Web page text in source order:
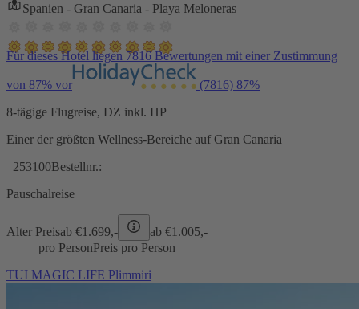
Spanien - Gran Canaria - Playa Meloneras
Für dieses Hotel liegen 7816 Bewertungen mit einer Zustimmung
von 87% vor (7816) 87%
8-tägige Flugreise, DZ inkl. HP
Einer der größten Wellness-Bereiche auf Gran Canaria
253100Bestellnr.:
Pauschalreise
Alter Preisab €1.699,- ab €1.005,-
pro PersonPreis pro Person
TUI MAGIC LIFE Plimmiri